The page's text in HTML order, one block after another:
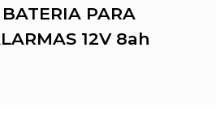
BATERIA PARA
12V 8ah